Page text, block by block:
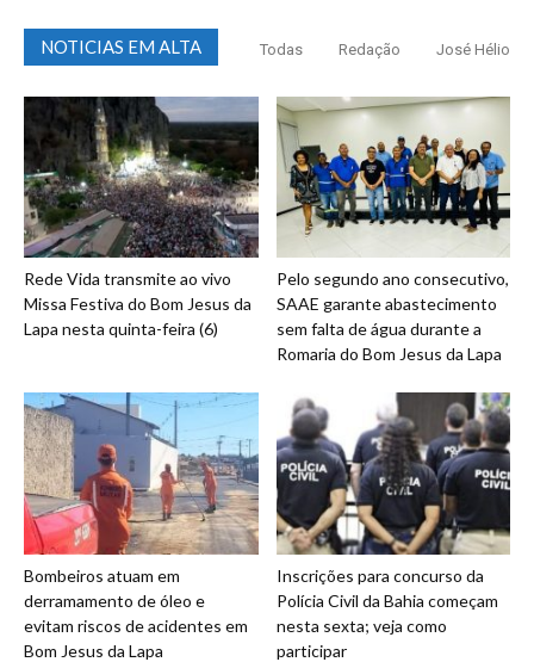
NOTICIAS EM ALTA Todas Redação José Hélio
Rede Vida transmite ao vivo
Missa Festiva do Bom Jesus da
Lapa nesta quinta-feira (6)
Pelo segundo ano consecutivo,
SAAE garante abastecimento
sem falta de água durante a
Romaria do Bom Jesus da Lapa
Bombeiros atuam em
derramamento de óleo e
evitam riscos de acidentes em
Bom Jesus da Lapa
Inscrições para concurso da
Polícia Civil da Bahia começam
nesta sexta; veja como
participar